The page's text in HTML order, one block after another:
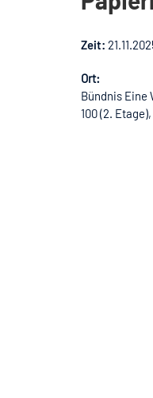
Zeit:
Ort:
Bündnis Eine
100 (2. Etage),